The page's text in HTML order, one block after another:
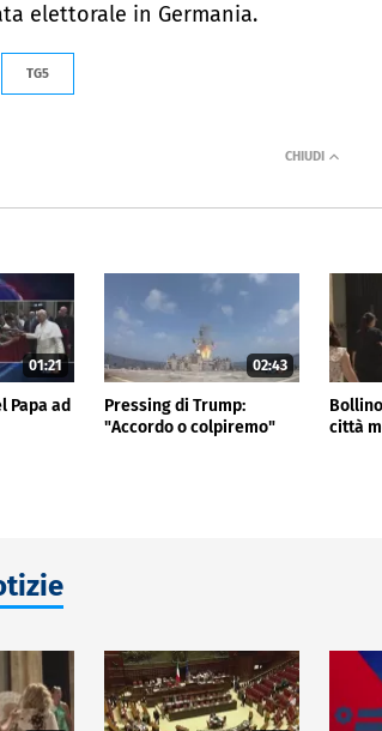
elettorale in Germania.
TG5
01:21
Papa ad
02:43
Pressing di Trump:
"Accordo o colpiremo"
città